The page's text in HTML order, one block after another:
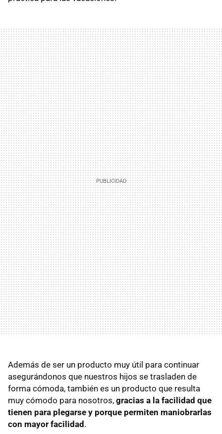
Además de ser un producto muy útil para continuar
asegurándonos que nuestros hijos se trasladen de
forma cómoda, también es un producto que resulta
muy cómodo para nosotros, gracias a la facilidad que
tienen para plegarse y porque permiten maniobrarlas
con mayor facilidad.